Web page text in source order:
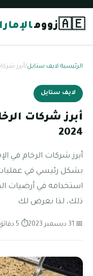
🇦🇪زووم
الرئيسية/لايف ستايل/أبرز
لايف ستايل
أبرز شركات
2024
أبرز شركات الرخام في
بشكل رئيسي في عمليات
استخدامه في أرضيات
ذلك، لذا نعرض لك
📅 31 ديسمبر 2023 ⏱ 5 دقائق قراءة